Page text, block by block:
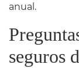
anual.
seguros